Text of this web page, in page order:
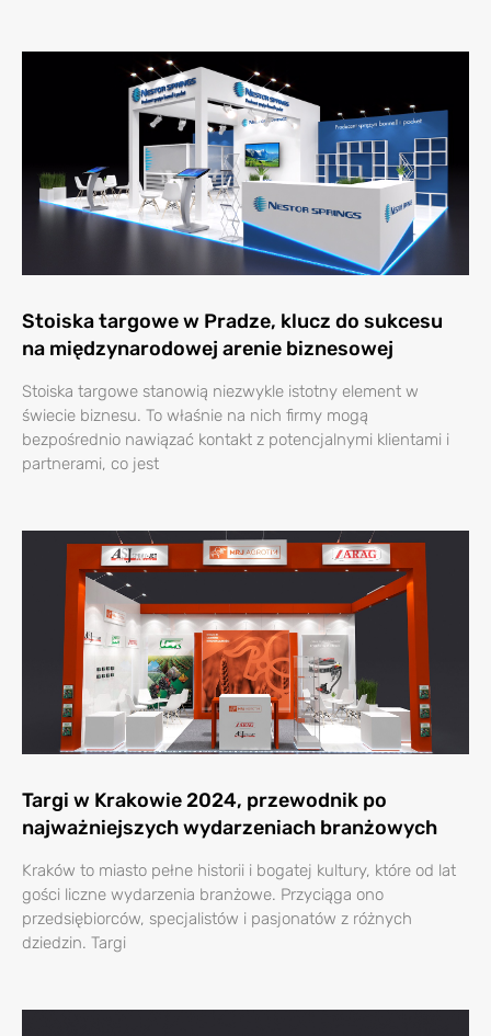
Stoiska targowe w Pradze, klucz do sukcesu
na międzynarodowej arenie biznesowej
Stoiska targowe stanowią niezwykle istotny element w
świecie biznesu. To właśnie na nich firmy mogą
bezpośrednio nawiązać kontakt z potencjalnymi klientami i
partnerami, co jest
Targi w Krakowie 2024, przewodnik po
najważniejszych wydarzeniach branżowych
Kraków to miasto pełne historii i bogatej kultury, które od lat
gości liczne wydarzenia branżowe. Przyciąga ono
przedsiębiorców, specjalistów i pasjonatów z różnych
dziedzin. Targi